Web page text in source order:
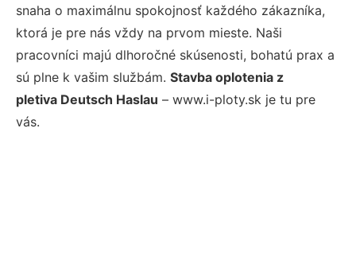
snaha o maximálnu spokojnosť každého zákazníka,
ktorá je pre nás vždy na prvom mieste. Naši
pracovníci majú dlhoročné skúsenosti, bohatú prax a
sú plne k vašim službám. Stavba oplotenia z
pletiva Deutsch Haslau – www.i-ploty.sk je tu pre
vás.